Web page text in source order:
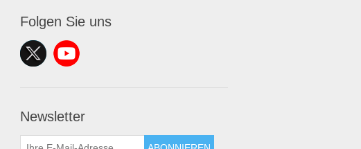
Folgen Sie uns
Newsletter